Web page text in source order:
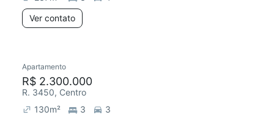
Ver contato
Apartamento
R$ 2.300.000
R. 3450, Centro
130m² 3
3